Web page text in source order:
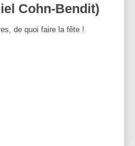
Cohn-Bendit)
de quoi faire la fête !